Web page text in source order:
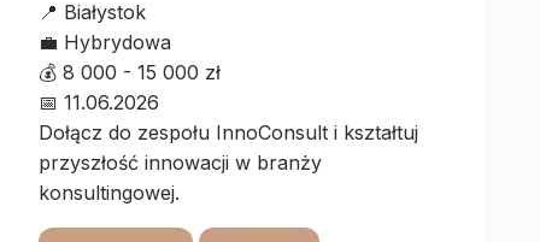
📍 Białystok
💼 Hybrydowa
💰 8 000 - 15 000 zł
📅 11.06.2026
Dołącz do zespołu InnoConsult i kształtuj
przyszłość innowacji w branży
konsultingowej.